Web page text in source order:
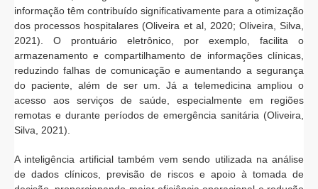
informação têm contribuído significativamente para a otimização
dos processos hospitalares (Oliveira et al, 2020; Oliveira, Silva,
2021). O prontuário eletrônico, por exemplo, facilita o
armazenamento e compartilhamento de informações clínicas,
reduzindo falhas de comunicação e aumentando a segurança
do paciente, além de ser um. Já a telemedicina ampliou o
acesso aos serviços de saúde, especialmente em regiões
remotas e durante períodos de emergência sanitária (Oliveira,
Silva, 2021).
A inteligência artificial também vem sendo utilizada na análise
de dados clínicos, previsão de riscos e apoio à tomada de